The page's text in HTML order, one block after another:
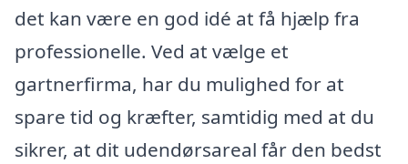
det kan være en god idé at få hjælp fra
professionelle. Ved at vælge et
gartnerfirma, har du mulighed for at
spare tid og kræfter, samtidig med at du
sikrer, at dit udendørsareal får den bedst